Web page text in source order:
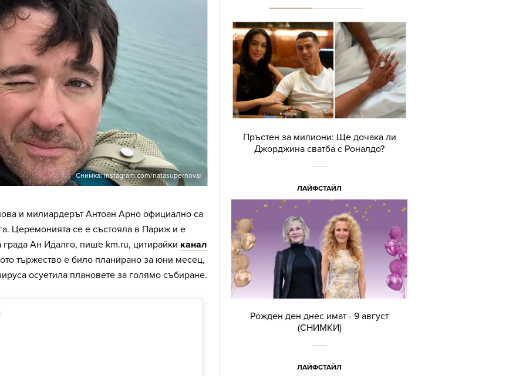
Снимка: instagram.com/natasupernova/
и милиардерът Антоан Арно официално са
Церемонията се е състояла в Париж и е
града Ан Идалго, пише km.ru, цитирайки канал
тържество е било планирано за юни месец,
осуетила плановете за голямо събиране.
Пръстен за милиони: Ще дочака ли
Джорджина сватба с Роналдо?
ЛАЙФСТАЙЛ
Рожден ден днес имат - 9 август
(СНИМКИ)
ЛАЙФСТАЙЛ